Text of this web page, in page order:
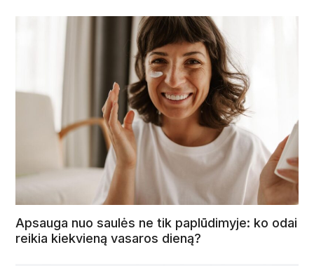
Apsauga nuo saulės ne tik paplūdimyje: ko odai
reikia kiekvieną vasaros dieną?